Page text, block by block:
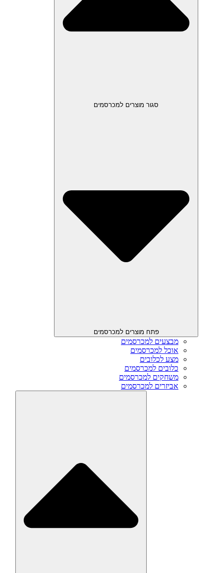
סגור מוצרים למכרסמים
פתח מוצרים למכרסמים
מבצעים למכרסמים
אוכל למכרסמים
מצע לכלובים
כלובים למכרסמים
משחקים למכרסמים
אביזרים למכרסמים